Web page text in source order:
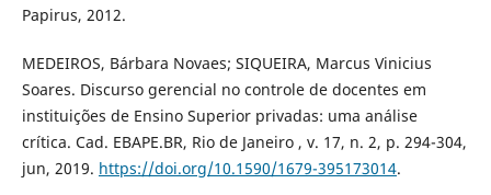
Papirus, 2012.
MEDEIROS, Bárbara Novaes; SIQUEIRA, Marcus Vinicius
Soares. Discurso gerencial no controle de docentes em
instituições de Ensino Superior privadas: uma análise
crítica. Cad. EBAPE.BR, Rio de Janeiro , v. 17, n. 2, p. 294-304,
jun, 2019. https://doi.org/10.1590/1679-395173014.